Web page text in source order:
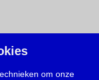
om onze